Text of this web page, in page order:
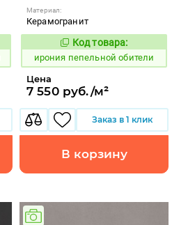
Материал:
Керамогранит
1102562
Код товара:
ирония пепельной обители
Цена
7 550 руб./м²
Заказ в 1 клик
В корзину